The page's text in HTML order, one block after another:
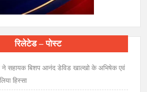
रिलेटेड – पोस्ट
ने सहायक बिशप आनंद डेविड खाल्खो के अभिषेक एवं
हिस्सा